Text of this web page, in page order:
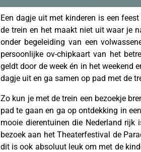
Een dagje uit met kinderen is een
de trein en het maakt niet uit waar je
onder begeleiding van een
persoonlijke ov-chipkaart van het
geldt door de week én in het weekend
dagje uit en ga samen op pad met de
Zo kun je met de trein een bezoekje
pad te gaan en ga op ontdekking in
mooie dierentuinen die Nederland
bezoek aan het Theaterfestival de
dit is ook absoluut leuk om met de